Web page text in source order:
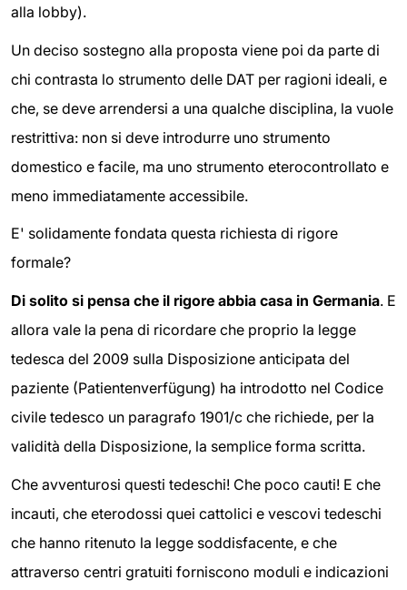
alla lobby).
Un deciso sostegno alla proposta viene poi da parte di
chi contrasta lo strumento delle DAT per ragioni ideali, e
che, se deve arrendersi a una qualche disciplina, la vuole
restrittiva: non si deve introdurre uno strumento
domestico e facile, ma uno strumento eterocontrollato e
meno immediatamente accessibile.
E' solidamente fondata questa richiesta di rigore
formale?
Di solito si pensa che il rigore abbia casa in Germania. E
allora vale la pena di ricordare che proprio la legge
tedesca del 2009 sulla Disposizione anticipata del
paziente (Patientenverfügung) ha introdotto nel Codice
civile tedesco un paragrafo 1901/c che richiede, per la
validità della Disposizione, la semplice forma scritta.
Che avventurosi questi tedeschi! Che poco cauti! E che
incauti, che eterodossi quei cattolici e vescovi tedeschi
che hanno ritenuto la legge soddisfacente, e che
attraverso centri gratuiti forniscono moduli e indicazioni